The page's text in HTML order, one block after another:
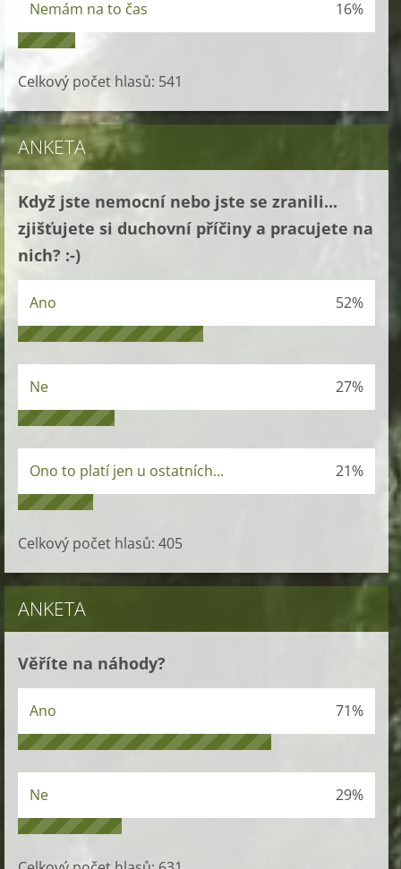
Nemám na to čas 16%
Celkový počet hlasů: 541
ANKETA
Když jste nemocní nebo jste se zranili...
zjišťujete si duchovní příčiny a pracujete na
nich? :-)
Ano 52%
Ne 27%
Ono to platí jen u ostatních... 21%
Celkový počet hlasů: 405
ANKETA
Věříte na náhody?
Ano 71%
Ne 29%